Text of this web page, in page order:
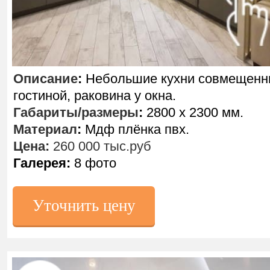
Уточнить цену
Описание: Небольшие кухни
гостиной, раковина у окна.
Габариты/размеры: 2800 х 2300 мм.
Материал: Мдф плёнка пвх.
Цена: 260 000 тыс.руб
Галерея: 8 фото